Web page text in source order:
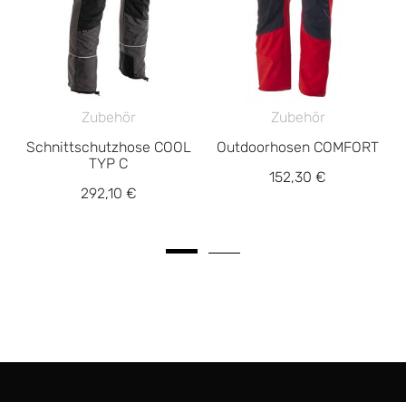
Zubehör
Schnittschutzhose COOL
TYP C
292,10 €
Zubehör
Outdoorhosen COMFORT
152,30 €